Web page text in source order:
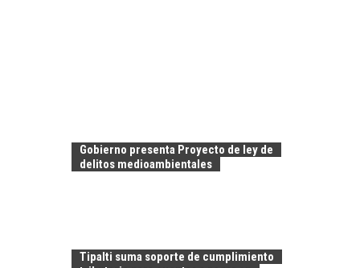
Gobierno presenta Proyecto de ley de
delitos medioambientales
Tipalti suma soporte de cumplimiento